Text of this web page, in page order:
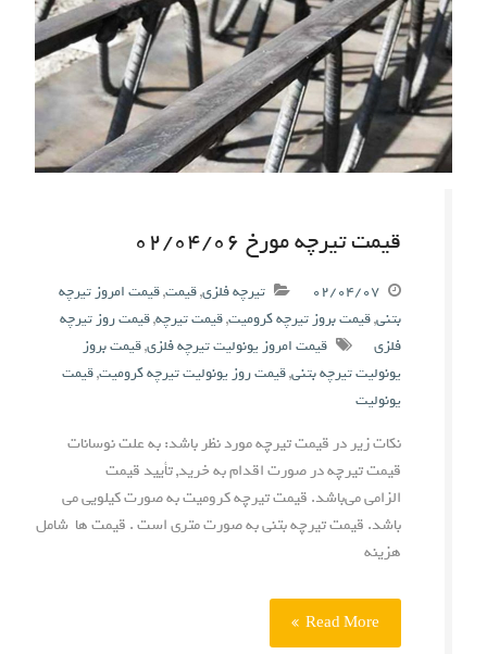
قیمت تیرچه مورخ ۰۲/۰۴/۰۶
۰۲/۰۴/۰۷ تیرچه فلزی,قیمت,قیمت امروز تیرچه
بتنی,قیمت بروز تیرچه کرومیت,قیمت تیرچه,قیمت روز تیرچه
فلزی
قیمت امروز یونولیت تیرچه فلزی,قیمت بروز
یونولیت تیرچه بتنی,قیمت روز یونولیت تیرچه کرومیت,قیمت
یونولیت
نکات زیر در قیمت تیرچه مورد نظر باشد: به علت نوسانات
قیمت تیرچه در صورت اقدام به خرید, تأیید قیمت
الزامی می‌باشد. قیمت تیرچه کرومیت به صورت کیلویی می
باشد. قیمت تیرچه بتنی به صورت متری است . قیمت ها شامل
هزینه
Read More